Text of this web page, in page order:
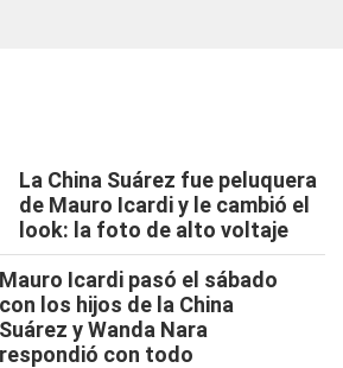
La China Suárez fue peluquera
de Mauro Icardi y le cambió el
look: la foto de alto voltaje
Mauro Icardi pasó el sábado
con los hijos de la China
Suárez y Wanda Nara
respondió con todo